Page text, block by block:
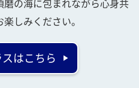
の海に包まれながら心身共
しみください。
はこちら